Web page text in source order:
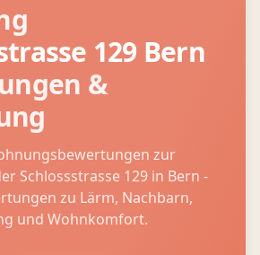
129 Bern
&
zur
Schlossstrasse 129 in Bern -
zu Lärm, Nachbarn,
und Wohnkomfort.